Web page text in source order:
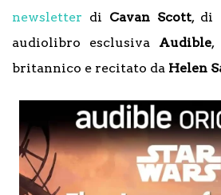
newsletter di Cavan Scott, di
audiolibro esclusiva Audible,
britannico e recitato da Helen